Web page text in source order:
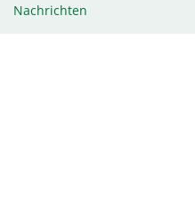
Nachrichten